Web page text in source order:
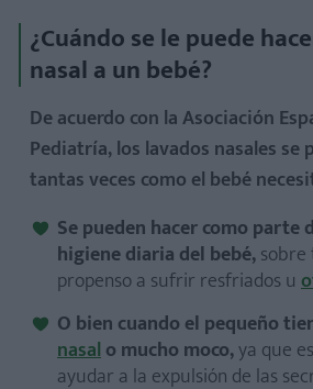
¿Cuándo se le puede
nasal a un bebé?
De acuerdo con la Asociación
Pediatría, los lavados nasales se
tantas veces como el bebé
Se pueden hacer como parte
higiene diaria del bebé,sobre
propenso a sufrir resfriados u
O bien cuando el pequeño
nasalo mucho moco,ya que
ayudar a la expulsión de las